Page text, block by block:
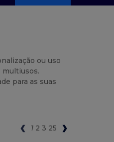
ou uso
multiusos.
para as suas
1 2 3 25